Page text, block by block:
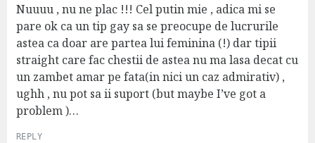
s
:
Nuuuu , nu ne plac !!! Cel putin mie , adica mi se
pare ok ca un tip gay sa se preocupe de lucrurile
astea ca doar are partea lui feminina (!) dar tipii
straight care fac chestii de astea nu ma lasa decat cu
un zambet amar pe fata(in nici un caz admirativ) ,
ughh , nu pot sa ii suport (but maybe I’ve got a
problem )…
REPLY